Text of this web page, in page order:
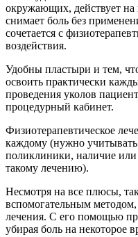
окружающих, действует на
снимает боль без
сочетается с
воздействия.
Удобны пластыри и тем,
освоить практически
проведения уколов
процедурный кабинет.
Физиотерапевтическое
каждому (нужно
поликлиники, наличие или
такому лечению).
Несмотря на все плюсы,
вспомогательным
лечения. С его помощью
убирая боль на некоторое